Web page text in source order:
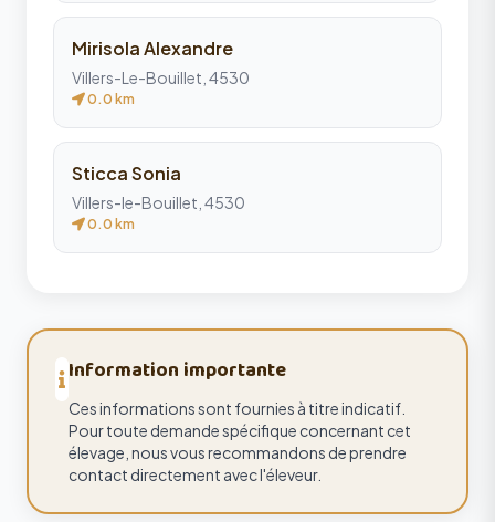
Mirisola Alexandre
Villers-Le-Bouillet, 4530
0.0 km
Sticca Sonia
Villers-le-Bouillet, 4530
0.0 km
Information importante
Ces informations sont fournies à titre indicatif.
Pour toute demande spécifique concernant cet
élevage, nous vous recommandons de prendre
contact directement avec l'éleveur.